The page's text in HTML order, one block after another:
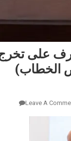
على تخرج
الخطاب)
Leave A